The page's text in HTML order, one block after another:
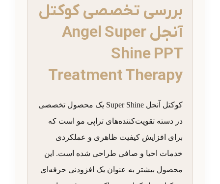
بررسی تخصصی کوکتل
آنجل Angel Super
Shine PPT
Treatment Therapy
کوکتل آنجل Super Shine یک محصول تخصصی
در دسته تقویت‌کننده‌های تراپی مو است که
برای افزایش کیفیت ظاهری و عملکردی
خدمات احیا و صافی طراحی شده است. این
محصول بیشتر به عنوان یک افزودنی حرفه‌ای